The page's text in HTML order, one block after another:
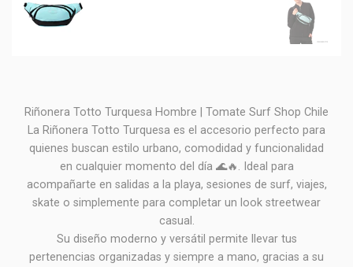
Riñonera Totto Turquesa Hombre | Tomate Surf Shop Chile
La Riñonera Totto Turquesa es el accesorio perfecto para
quienes buscan estilo urbano, comodidad y funcionalidad
en cualquier momento del día 🌊🔥. Ideal para
acompañarte en salidas a la playa, sesiones de surf, viajes,
skate o simplemente para completar un look streetwear
casual.
Su diseño moderno y versátil permite llevar tus
pertenencias organizadas y siempre a mano, gracias a su